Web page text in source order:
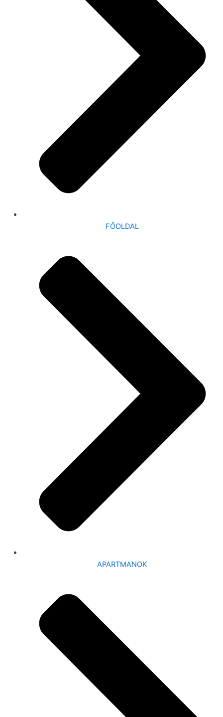
FŐOLDAL
APARTMANOK